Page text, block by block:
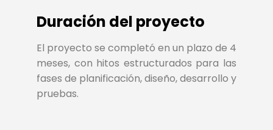
Duración del proyecto
El proyecto se completó en un plazo de 4
meses, con hitos estructurados para las
fases de planificación, diseño, desarrollo y
pruebas.